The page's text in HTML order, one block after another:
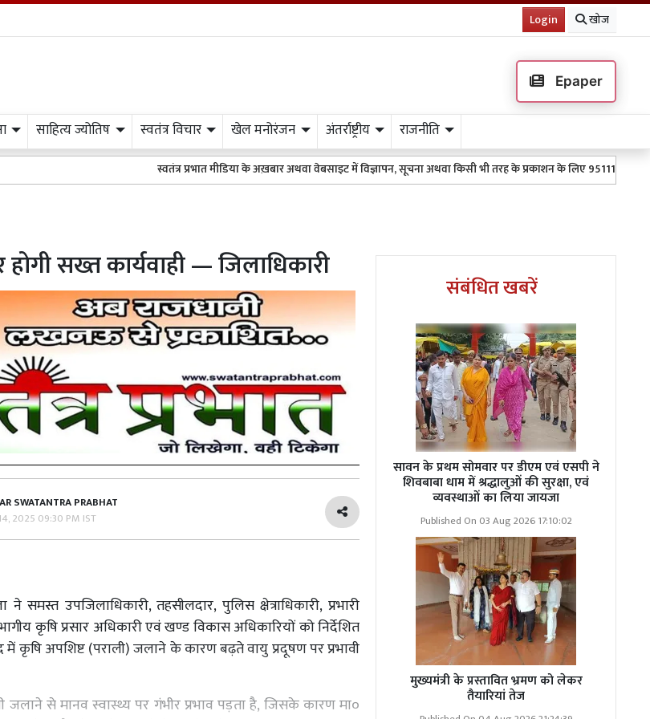
Login खोज
Epaper
साहित्य ज्योतिष स्वतंत्र विचार खेल मनोरंजन अंतर्राष्ट्रीय राजनीति
स्वतंत्र प्रभात मीडिया के अख़बार अथवा वेबसाइट में विज्ञापन, सूचना अथवा किसी भी तरह के प्रकाशन के लिए 9511151254 पर WhatsApp
सख्त कार्यवाही — जिलाधिकारी
SWATANTRA PRABHAT
2025 09:30 PM IST
समस्त उपजिलाधिकारी, तहसीलदार, पुलिस क्षेत्राधिकारी, प्रभारी
कृषि प्रसार अधिकारी एवं खण्ड विकास अधिकारियों को निर्देशित
कृषि अपशिष्ट (पराली) जलाने के कारण बढ़ते वायु प्रदूषण पर प्रभावी
से मानव स्वास्थ्य पर गंभीर प्रभाव पड़ता है, जिसके कारण मा०
संबंधित खबरें
सावन के प्रथम सोमवार पर डीएम एवं एसपी ने
शिवबाबा धाम में श्रद्धालुओं की सुरक्षा, एवं
व्यवस्थाओं का लिया जायजा
Published On 03 Aug 2026 17:10:02
मुख्यमंत्री के प्रस्तावित भ्रमण को लेकर
तैयारियां तेज